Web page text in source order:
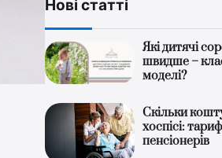
Нові статті
Які дитячі
швидше –
моделі?
Скільки
хоспісі:
пенсіонерів